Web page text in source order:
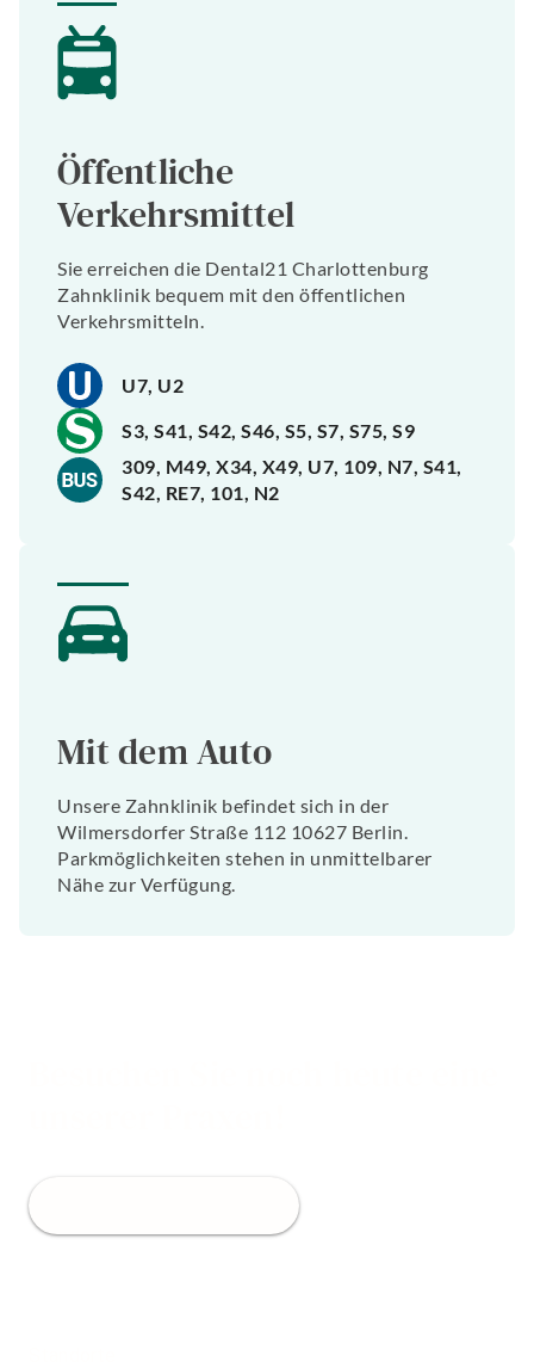
Öffentliche
Verkehrsmittel
Sie erreichen die Dental21 Charlottenburg
Zahnklinik bequem mit den öffentlichen
Verkehrsmitteln.
U7, U2
S3, S41, S42, S46, S5, S7, S75, S9
309, M49, X34, X49, U7, 109, N7, S41,
S42, RE7, 101, N2
Mit dem Auto
Unsere Zahnklinik befindet sich in der
Wilmersdorfer Straße 112 10627 Berlin.
Parkmöglichkeiten stehen in unmittelbarer
Nähe zur Verfügung.